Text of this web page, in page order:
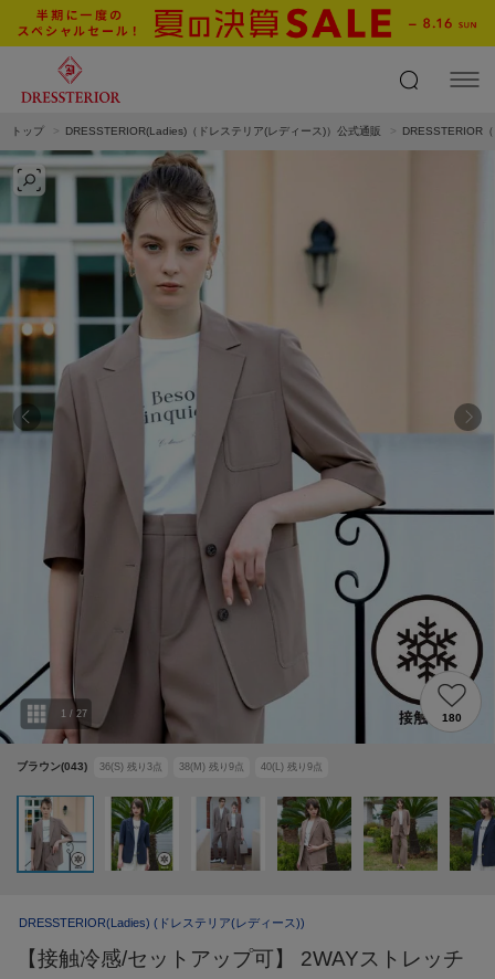
トップ DRESSTERIOR(Ladies)（ドレステリア(レディース)）公式通販 DRESSTERIOR
ブラウン(043) 36(S) 残り 3点 38(M) 残り 9点 40(L) 残り 9点
1 / 27 180
DRESSTERIOR(Ladies) (ドレステリア(レディース))
【接触冷感/セットアップ可】 2WAYストレッチ